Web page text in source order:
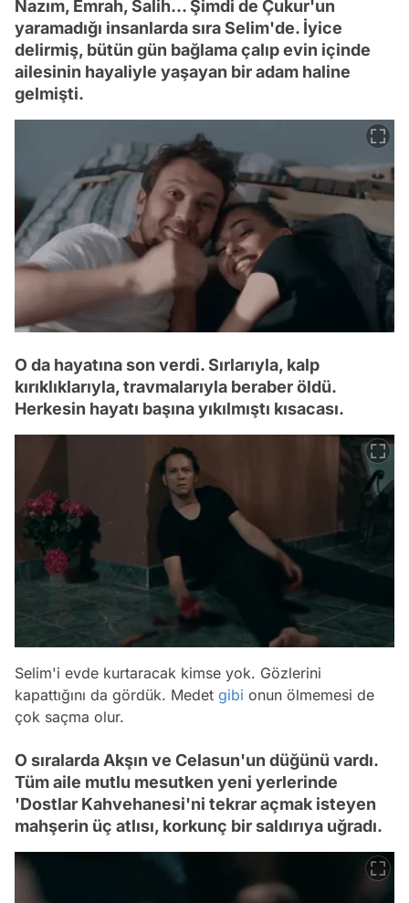
Nazım, Emrah, Salih... Şimdi de Çukur'un
yaramadığı insanlarda sıra Selim'de. İyice
delirmiş, bütün gün bağlama çalıp evin içinde
ailesinin hayaliyle yaşayan bir adam haline
gelmişti.
O da hayatına son verdi. Sırlarıyla, kalp
kırıklıklarıyla, travmalarıyla beraber öldü.
Herkesin hayatı başına yıkılmıştı kısacası.
Selim'i evde kurtaracak kimse yok. Gözlerini
kapattığını da gördük. Medet gibi onun ölmemesi de
çok saçma olur.
O sıralarda Akşın ve Celasun'un düğünü vardı.
Tüm aile mutlu mesutken yeni yerlerinde
'Dostlar Kahvehanesi'ni tekrar açmak isteyen
mahşerin üç atlısı, korkunç bir saldırıya uğradı.